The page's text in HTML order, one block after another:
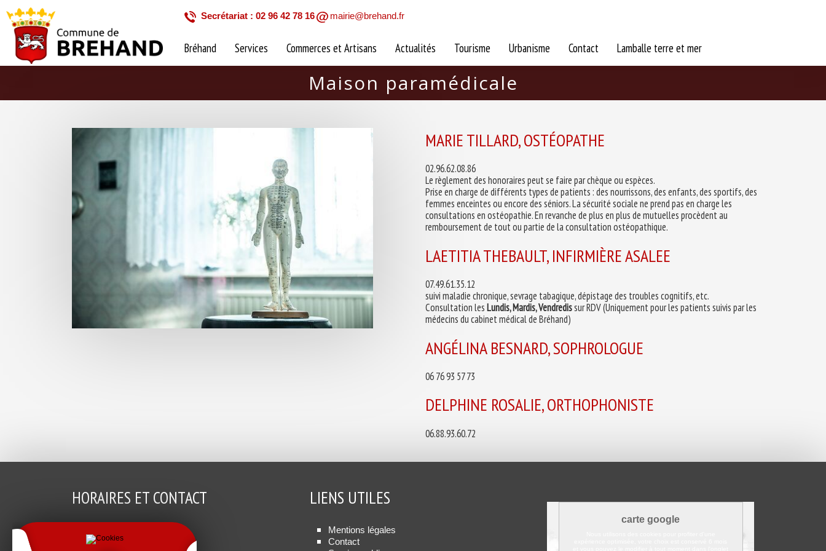
Secrétariat : 02 96 42 78 16 mairie@brehand.fr
Bréhand Services Commerces et Artisans Actualités Tourisme Urbanisme Contact Lamballe terre et mer
Maison paramédicale
MARIE TILLARD, OSTÉOPATHE
02.96.62.08.86
Le règlement des honoraires peut se faire par chèque ou espèces.
Prise en charge de différents types de patients : des nourrissons, des enfants, des sportifs, des
femmes enceintes ou encore des séniors. La sécurité sociale ne prend pas en charge les
consultations en ostéopathie. En revanche de plus en plus de mutuelles procèdent au
remboursement de tout ou partie de la consultation ostéopathique.
LAETITIA THEBAULT, INFIRMIÈRE ASALEE
07.49.61.35.12
suivi maladie chronique, sevrage tabagique, dépistage des troubles cognitifs, etc.
Consultation lesLundis, Mardis, Vendredissur RDV (Uniquement pour les patients suivis par les
médecins du cabinet médical de Bréhand)
ANGÉLINA BESNARD, SOPHROLOGUE
06 76 93 57 73
DELPHINE ROSALIE, ORTHOPHONISTE
06.88.93.60.72
HORAIRES ET CONTACT
Secrétariat : 02 96 42 78 16
LIENS UTILES
Mentions légales
Contact
carte google